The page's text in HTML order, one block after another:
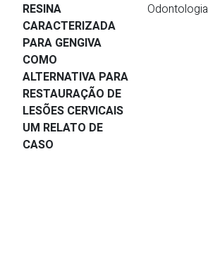
RESINA
CARACTERIZADA
PARA GENGIVA
COMO
ALTERNATIVA PARA
RESTAURAÇÃO DE
LESÕES CERVICAIS
UM RELATO DE
CASO
Odontologia